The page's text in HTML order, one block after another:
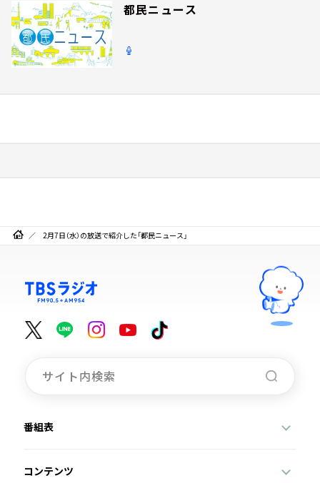
都民ニュース
2月7日（水）の放送で紹介した「都民ニュース」
番組表
コンテンツ